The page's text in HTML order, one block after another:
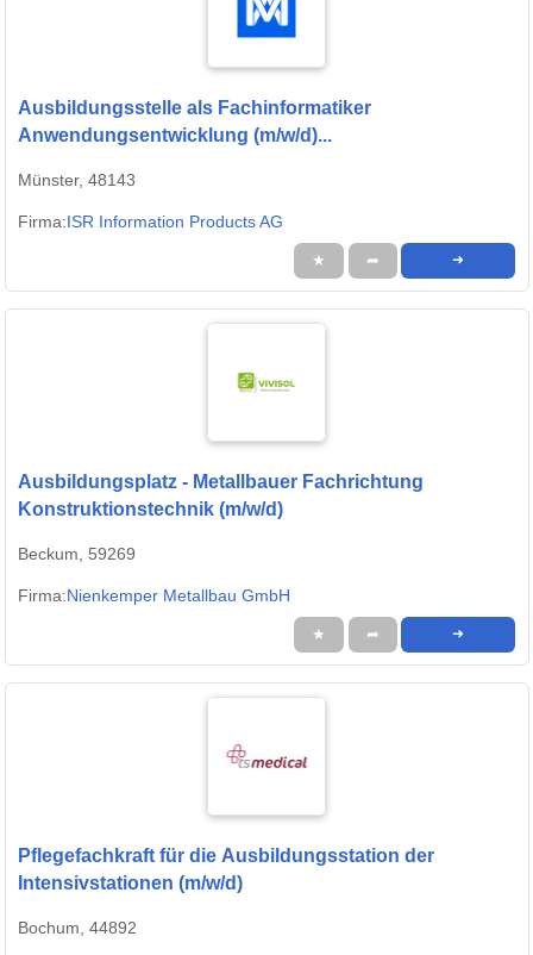
Ausbildungsstelle als Fachinformatiker
Anwendungsentwicklung (m/w/d)...
Münster, 48143
Firma:ISR Information Products AG
★ ➦ ➜
Ausbildungsplatz - Metallbauer Fachrichtung
Konstruktionstechnik (m/w/d)
Beckum, 59269
Firma:Nienkemper Metallbau GmbH
★ ➦ ➜
Pflegefachkraft für die Ausbildungsstation der
Intensivstationen (m/w/d)
Bochum, 44892